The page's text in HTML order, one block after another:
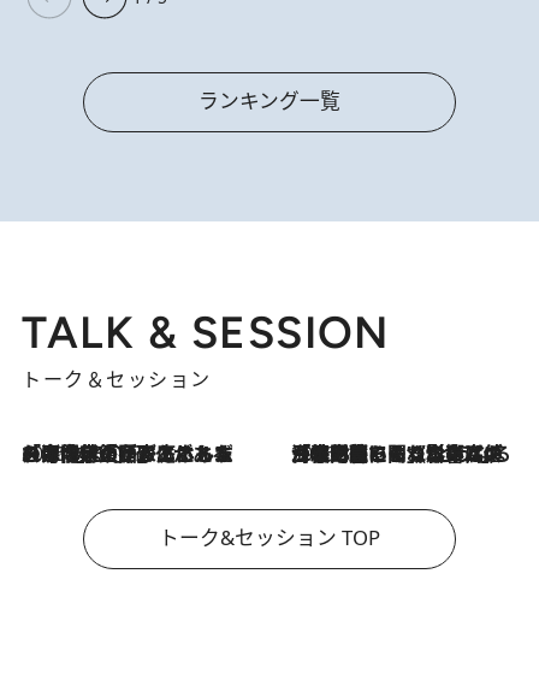
ランキング一覧
TALK & SESSION
トーク＆セッション
2026.8.3
「今後値上げがあるとすれば…」「リスクがあるのは今年の冬」エネルギー専門家が語る、ホルムズ海峡封鎖が家庭にもたらす“ある心配” 2026.8.3
「住宅建てられない…」「サーチャージ料の高値が続いている」ホルムズ海峡封鎖による影響はいつまで続く？《エネルギー専門家に聞く“どうなる日本の暮らし”》
トーク&セッション TOP